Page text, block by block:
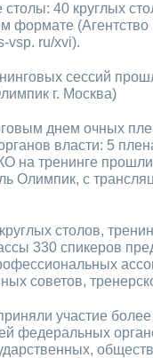
40 круглых
(Агентство
vsp. ru/xvi).
сессий
г. Москва)
днем очных
власти: 5
на тренинге
Олимпик, с
столов,
330 спикеров
советов,
участие
федеральных